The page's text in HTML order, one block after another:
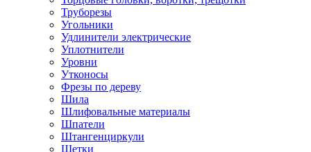
Труборезы
Угольники
Удлинители электрические
Уплотнители
Уровни
Утконосы
Фрезы по дереву
Шила
Шлифовальные материалы
Шпатели
Штангенциркули
Щетки